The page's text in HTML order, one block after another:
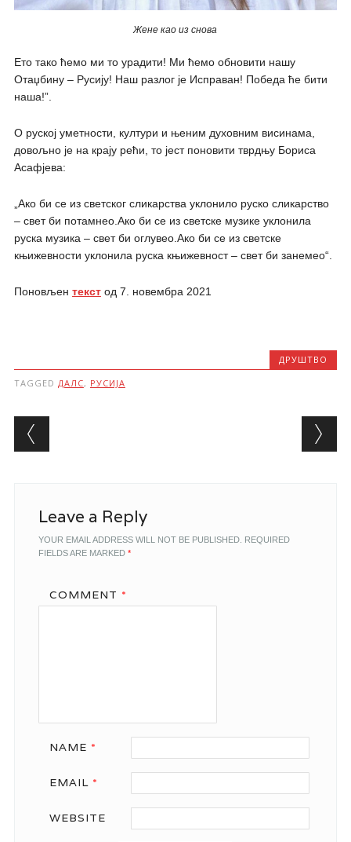
Жене као из снова
Ето тако ћемо ми то урадити! Ми ћемо обновити нашу
Отаџбину – Русију! Наш разлог је Исправан! Победа ће бити
наша!”.
O руској уметности, култури и њеним духовним висинама,
довољно је на крају рећи, то јест поновити тврдњу Борисa
Асафјева:
„Ако би се из светског сликарства уклонило руско сликарство
– свет би потамнео.Ако би се из светске музике уклонила
руска музика – свет би оглувео.Ако би се из светске
књижевности уклонила руска књижевност – свет би занемео“.
Поновљен текстод 7. новембра 2021
ДРУШТВО
TAGGED ДАЛС, РУСИЈА
Post navigation
Leave a Reply
YOUR EMAIL ADDRESS WILL NOT BE PUBLISHED. REQUIRED
FIELDS ARE MARKED *
COMMENT *
NAME *
EMAIL *
WEBSITE